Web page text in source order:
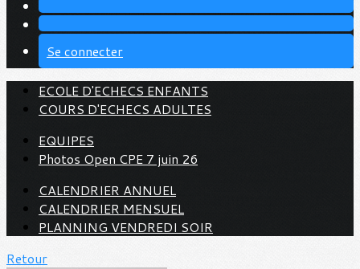
Se connecter
ECOLE D'ECHECS ENFANTS
COURS D'ECHECS ADULTES
EQUIPES
Photos Open CPE 7 juin 26
CALENDRIER ANNUEL
CALENDRIER MENSUEL
PLANNING VENDREDI SOIR
Retour